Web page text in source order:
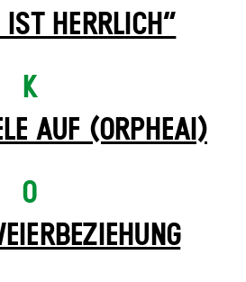
HERRLICH“
K
AUF (ORPHEAI)
O